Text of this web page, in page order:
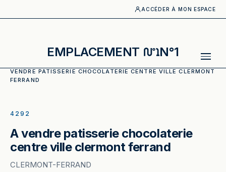
ACCÉDER À MON ESPACE
EMPLACEMENT N°1
VENDRE PATISSERIE CHOCOLATERIE CENTRE VILLE CLERMONT
FERRAND
4292
A vendre patisserie chocolaterie
centre ville clermont ferrand
CLERMONT-FERRAND